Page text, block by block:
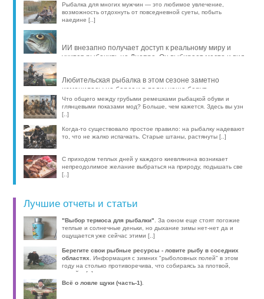
Рыбалка для многих мужчин — это любимое увлечение,
возможность отдохнуть от повседневной суеты, побыть
наедине [..]
ИИ внезапно получает доступ к реальному миру и
учится рыбачить на Днепре. Он выбирает место и вид
Любительская рыбалка в этом сезоне заметно
изменилась: на берег и в лодку чаще берут
компактные эхолоты, об [..]
Что общего между грубыми ремешками рыбацкой обуви и
глянцевыми показами мод? Больше, чем кажется. Здесь вы узн
[..]
Когда-то существовало простое правило: на рыбалку надевают
то, что не жалко испачкать. Старые штаны, растянуты [..]
С приходом теплых дней у каждого киевлянина возникает
непреодолимое желание выбраться на природу, подышать све
[..]
Лучшие отчеты и статьи
"Выбор термоса для рыбалки". За окном еще стоят погожие
теплые и солнечные деньки, но дыхание зимы нет-нет да и
ощущается уже сейчас этими [..]
Берегите свои рыбные ресурсы - ловите рыбу в соседних
областях
. Информация с зимних "рыболовных полей" в этом
году на столько противоречива, что собираясь за плотвой,
волей-н [..]
Всё о ловле щуки (часть-1)